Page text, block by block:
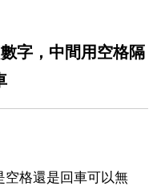
字，中間用空格隔
空格還是回車可以無